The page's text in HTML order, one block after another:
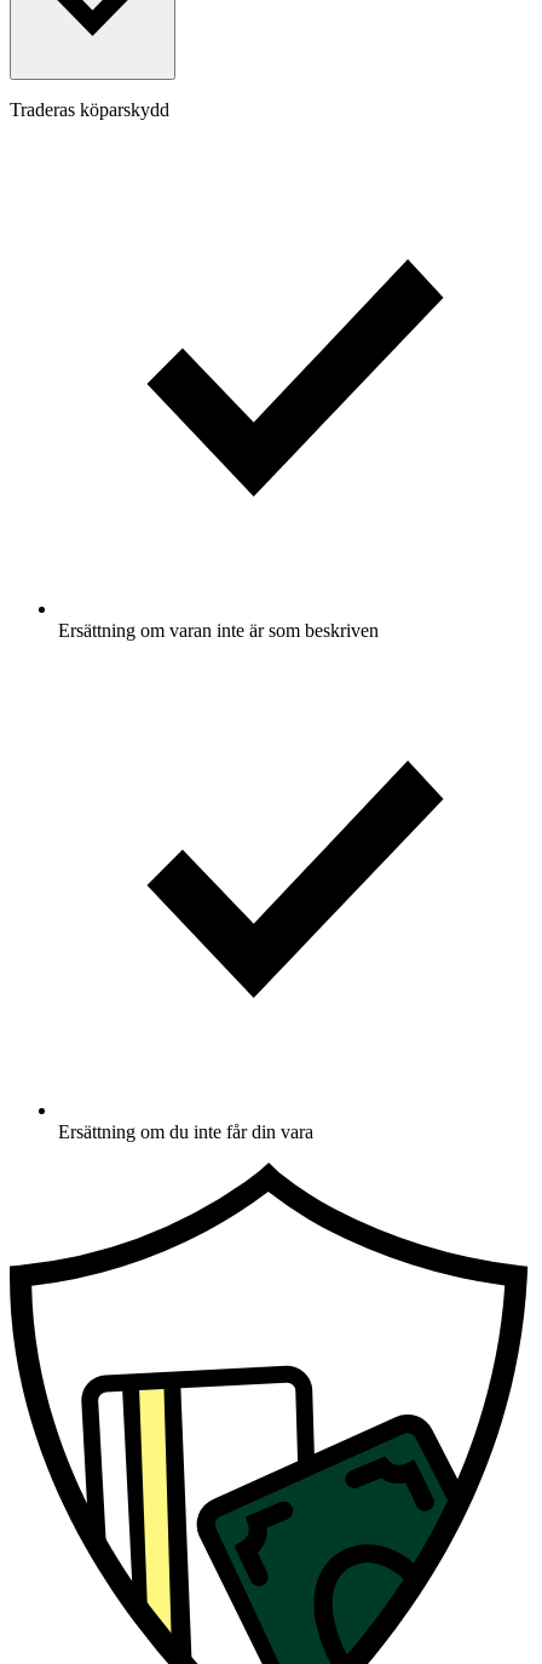
Traderas köparskydd
Ersättning om varan inte är som beskriven
Ersättning om du inte får din vara